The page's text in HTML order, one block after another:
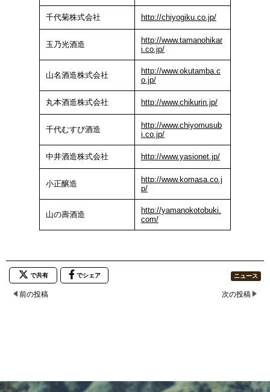
千代菊株式会社 http://chiyogiku.co.jp/
玉乃光酒造
http://www.tamanohikar
i.co.jp/
山名酒造株式会社
http://www.okutamba.c
o.jp/
丸本酒造株式会社 http://www.chikurin.jp/
千代むすび酒造
http://www.chiyomusub
i.co.jp/
中井酒造株式会社 http://www.yasionet.jp/
小正醸造
http://www.komasa.co.j
p/
山の壽酒造
http://yamanokotobuki.
com/
で共有 でシェア ニュース
前の投稿 次の投稿